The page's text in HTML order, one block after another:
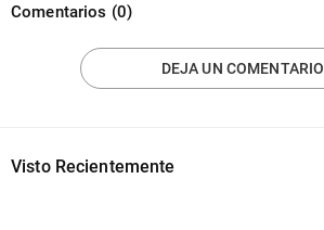
Comentarios (0)
DEJA UN COMENTARIO
Visto Recientemente